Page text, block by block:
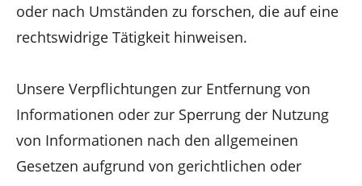
oder nach Umständen zu forschen, die auf eine
rechtswidrige Tätigkeit hinweisen.
Unsere Verpflichtungen zur Entfernung von
Informationen oder zur Sperrung der Nutzung
von Informationen nach den allgemeinen
Gesetzen aufgrund von gerichtlichen oder